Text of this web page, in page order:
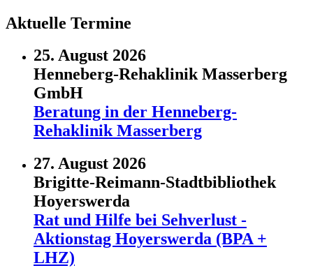
Aktuelle Termine
25. August 2026
Henneberg-Rehaklinik Masserberg
GmbH
Beratung in der Henneberg-
Rehaklinik Masserberg
27. August 2026
Brigitte-Reimann-Stadtbibliothek
Hoyerswerda
Rat und Hilfe bei Sehverlust -
Aktionstag Hoyerswerda (BPA +
LHZ)